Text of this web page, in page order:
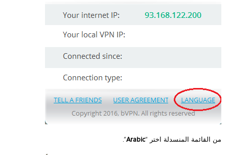
من القائمة المنسدلة اختر “Arabic
”.